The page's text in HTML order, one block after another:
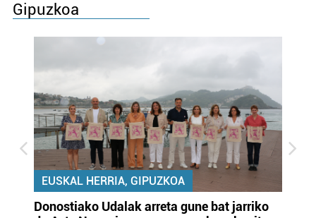
Gipuzkoa
EUSKAL HERRIA, GIPUZKOA
Donostiako Udalak arreta gune bat jarriko